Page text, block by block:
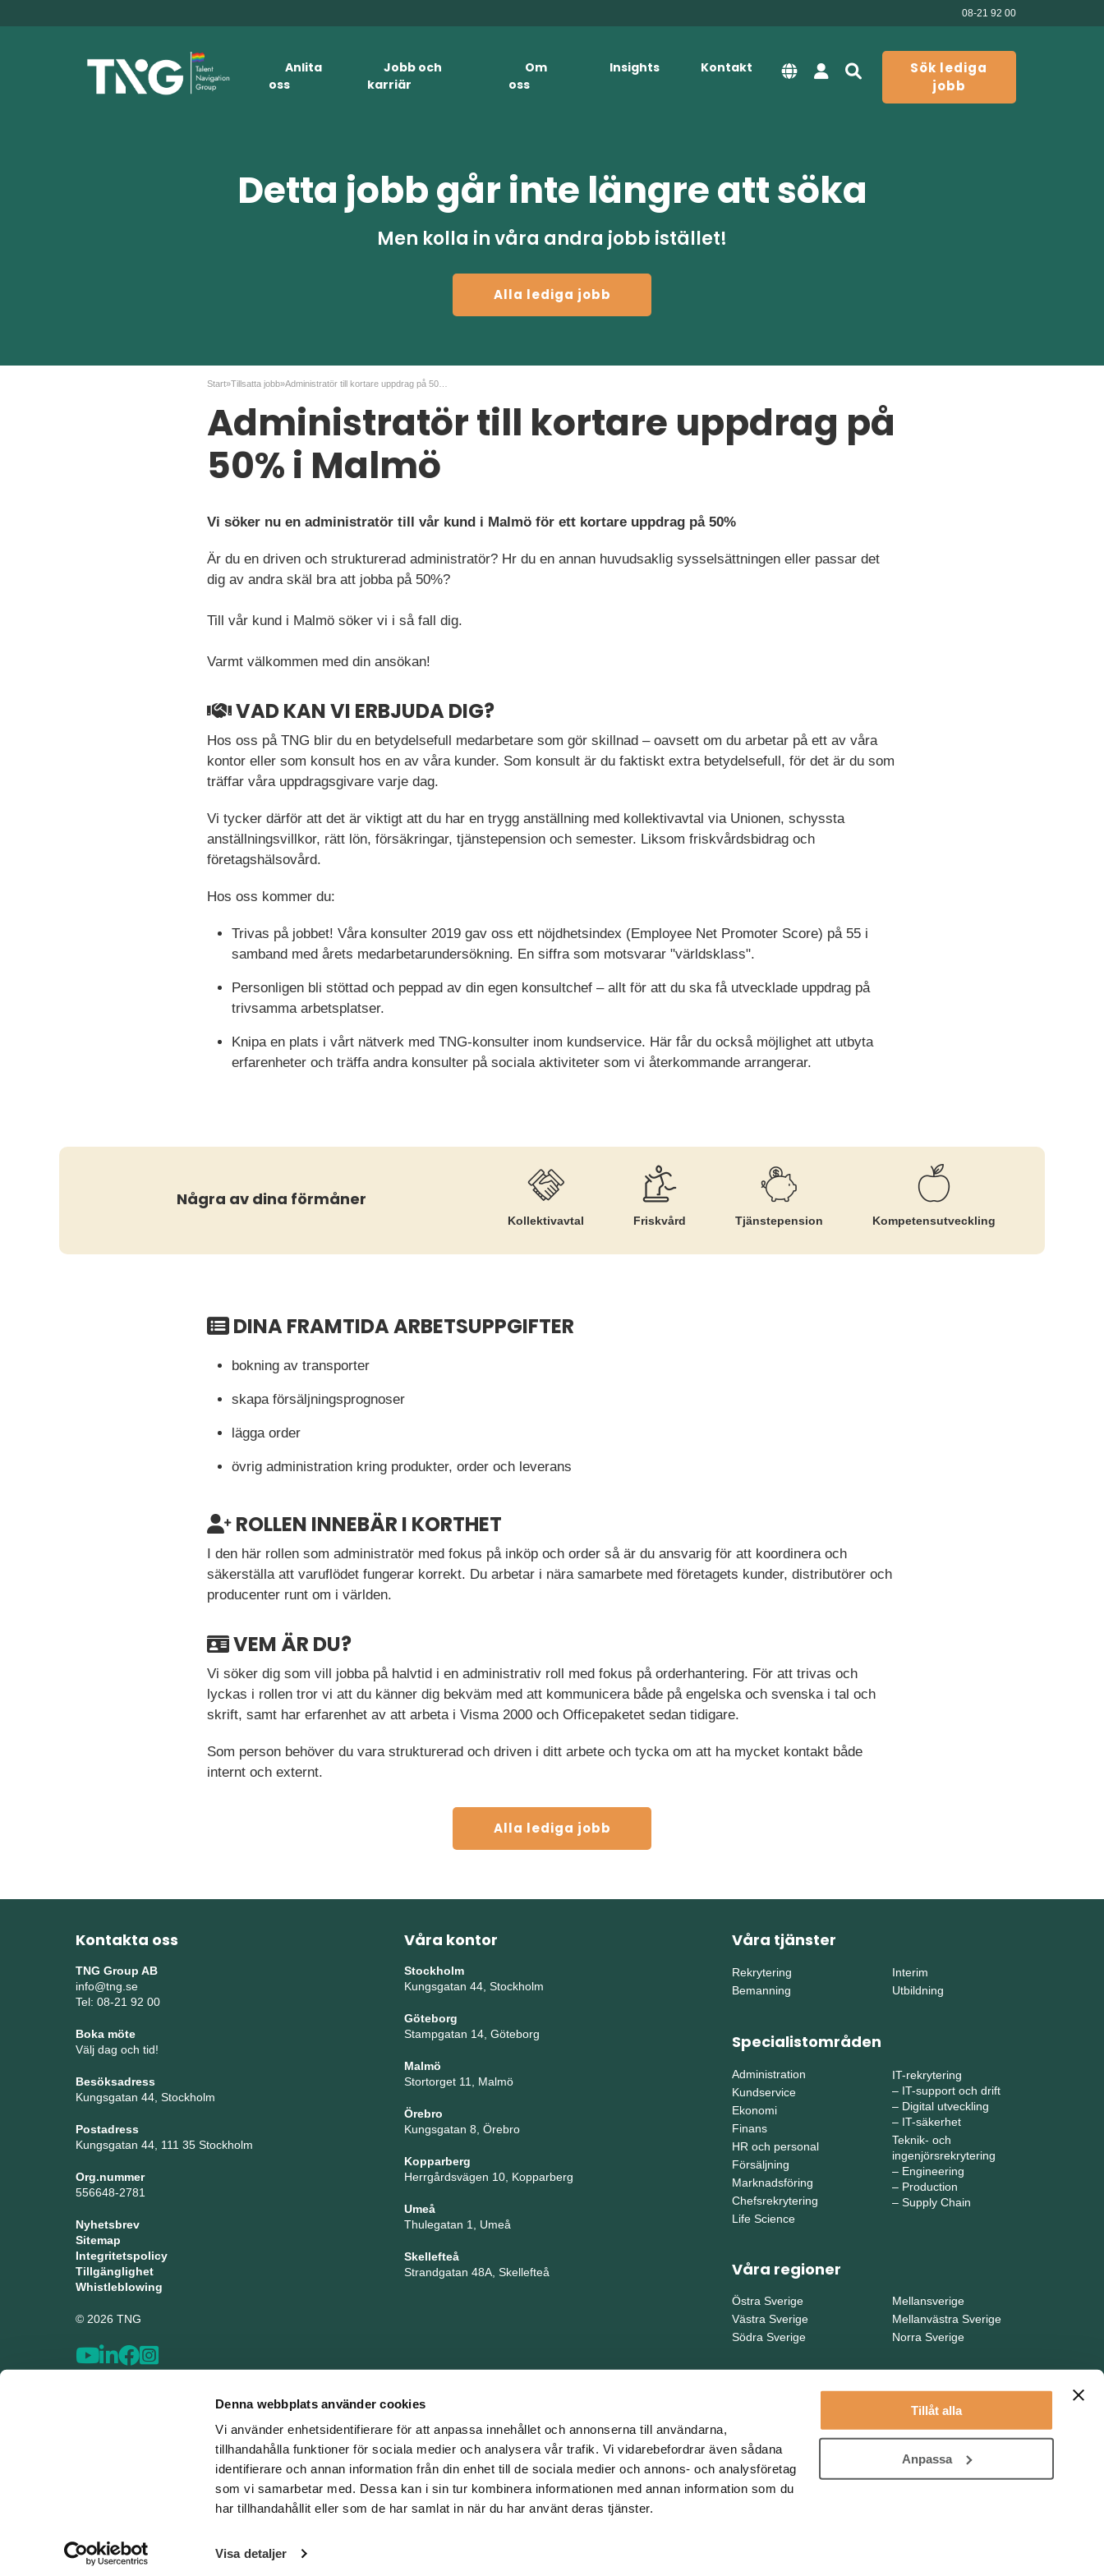
Denna webbplats använder cookies
Vi använder enhetsidentifierare för att anpassa innehållet och annonserna till användarna,
tillhandahålla funktioner för sociala medier och analysera vår trafik. Vi vidarebefordrar även sådana
identifierare och annan information från din enhet till de sociala medier och annons- och analysföretag
som vi samarbetar med. Dessa kan i sin tur kombinera informationen med annan information som du
har tillhandahållit eller som de har samlat in när du har använt deras tjänster.
Visa detaljer
Tillåt alla
Anpassa
08-21 92 00
Anlita
oss
Jobb och
karriär
Om
oss
Insights Kontakt
Sök lediga
jobb
Detta jobb går inte längre att söka
Men kolla in våra andra jobb istället!
Alla lediga jobb
Start»Tillsatta jobb»
Administratör till kortare uppdrag på
50% i Malmö
Vi söker nu en administratör till vår kund i Malmö för ett kortare uppdrag på 50%
Är du en driven och strukturerad administratör? Hr du en annan huvudsaklig sysselsättningen eller passar det
dig av andra skäl bra att jobba på 50%?
Till vår kund i Malmö söker vi i så fall dig.
Varmt välkommen med din ansökan!
VAD KAN VI ERBJUDA DIG?
Hos oss på TNG blir du en betydelsefull medarbetare som gör skillnad – oavsett om du arbetar på ett av våra
kontor eller som konsult hos en av våra kunder. Som konsult är du faktiskt extra betydelsefull, för det är du som
träffar våra uppdragsgivare varje dag.
Vi tycker därför att det är viktigt att du har en trygg anställning med kollektivavtal via Unionen, schyssta
anställningsvillkor, rätt lön, försäkringar, tjänstepension och semester. Liksom friskvårdsbidrag och
företagshälsovård.
Hos oss kommer du:
Trivas på jobbet! Våra konsulter 2019 gav oss ett nöjdhetsindex (Employee Net Promoter Score) på 55 i
samband med årets medarbetarundersökning. En siffra som motsvarar "världsklass".
Personligen bli stöttad och peppad av din egen konsultchef – allt för att du ska få utvecklade uppdrag på
trivsamma arbetsplatser.
Knipa en plats i vårt nätverk med TNG-konsulter inom kundservice. Här får du också möjlighet att utbyta
erfarenheter och träffa andra konsulter på sociala aktiviteter som vi återkommande arrangerar.
Några av dina förmåner
Kollektiv­avtal Friskvård Tjänste­pension Kompetens­utveckling
DINA FRAMTIDA ARBETSUPPGIFTER
bokning av transporter
skapa försäljningsprognoser
lägga order
övrig administration kring produkter, order och leverans
ROLLEN INNEBÄR I KORTHET
I den här rollen som administratör med fokus på inköp och order så är du ansvarig för att koordinera och
säkerställa att varuflödet fungerar korrekt. Du arbetar i nära samarbete med företagets kunder, distributörer och
producenter runt om i världen.
VEM ÄR DU?
Vi söker dig som vill jobba på halvtid i en administrativ roll med fokus på orderhantering. För att trivas och
lyckas i rollen tror vi att du känner dig bekväm med att kommunicera både på engelska och svenska i tal och
skrift, samt har erfarenhet av att arbeta i Visma 2000 och Officepaketet sedan tidigare.
Som person behöver du vara strukturerad och driven i ditt arbete och tycka om att ha mycket kontakt både
internt och externt.
Alla lediga jobb
Kontakta oss
TNG Group AB
info@tng.se
Tel: 08-21 92 00
Boka möte
Välj dag och tid!
Besöksadress
Kungsgatan 44, Stockholm
Postadress
Kungsgatan 44, 111 35 Stockholm
Org.nummer
556648-2781
Nyhetsbrev
Sitemap
Integritetspolicy
Tillgänglighet
Whistleblowing
© 2026 TNG
Våra kontor
Stockholm
Kungsgatan 44, Stockholm
Göteborg
Stampgatan 14, Göteborg
Malmö
Stortorget 11, Malmö
Örebro
Kungsgatan 8, Örebro
Kopparberg
Herrgårdsvägen 10, Kopparberg
Umeå
Thulegatan 1, Umeå
Skellefteå
Strandgatan 48A, Skellefteå
Våra tjänster
Rekrytering
Bemanning
Interim
Utbildning
Specialistområden
Administration
Kundservice
Ekonomi
Finans
HR och personal
Försäljning
Marknadsföring
Chefsrekrytering
Life Science
IT-rekrytering
– IT-support och drift
– Digital utveckling
– IT-säkerhet
Teknik- och
ingenjörsrekrytering
– Engineering
– Production
– Supply Chain
Våra regioner
Östra Sverige
Västra Sverige
Södra Sverige
Mellansverige
Mellanvästra Sverige
Norra Sverige
TNG är en del i företagsgruppen Key People Group